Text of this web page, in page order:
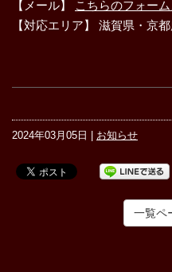
【メール】
こちらのフォー
【対応エリア】 滋賀県・京
2024年03月05日 | お知らせ
一覧ペ